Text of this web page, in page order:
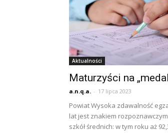
Aktualności
Maturzyści na
a.n.q.a. - 17 lipca 2023
Powiat Wysoka zdawalność
lat jest znakiem
szkół średnich: w tym roku aż